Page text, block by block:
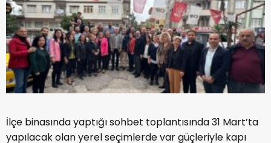
İlçe binasında yaptığı sohbet toplantısında 31 Mart’ta
yapılacak olan yerel seçimlerde var güçleriyle kapı